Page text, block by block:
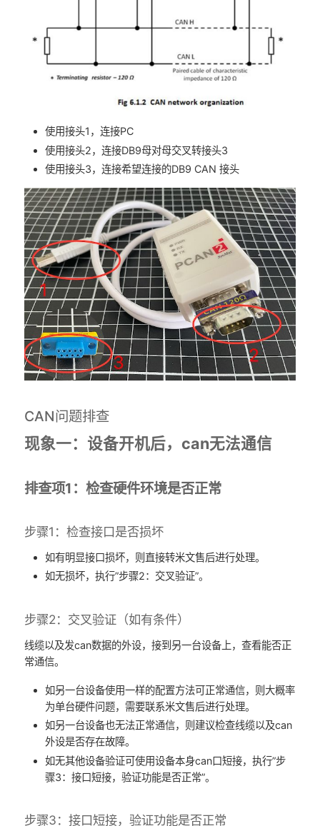
使用接头1，连接PC
使用接头2，连接DB9母对母交叉转接头3
使用接头3，连接希望连接的DB9 CAN 接头
CAN问题排查
现象一：设备开机后，can无法通信
排查项1：检查硬件环境是否正常
步骤1：检查接口是否损坏
如有明显接口损坏，则直接转米文售后进行处理。
如无损坏，执行”步骤2：交叉验证”。
步骤2：交叉验证（如有条件）
线缆以及发can数据的外设，接到另一台设备上，查看能否正
常通信。
如另一台设备使用一样的配置方法可正常通信，则大概率
为单台硬件问题，需要联系米文售后进行处理。
如另一台设备也无法正常通信，则建议检查线缆以及can
外设是否存在故障。
如无其他设备验证可使用设备本身can口短接，执行”步
骤3：接口短接，验证功能是否正常”。
步骤3：接口短接，验证功能是否正常